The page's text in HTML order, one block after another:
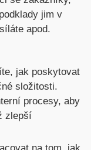
jim v
apod.
jak poskytovat
složitosti.
procesy, aby
zlepší